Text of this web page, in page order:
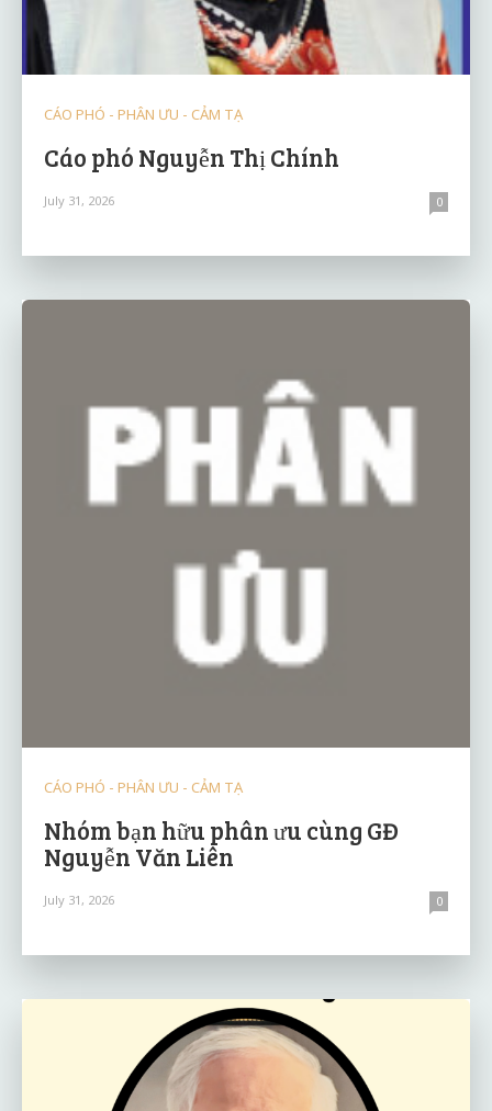
CÁO PHÓ - PHÂN ƯU - CẢM TẠ
Cáo phó Nguyễn Thị Chính
July 31, 2026 0
CÁO PHÓ - PHÂN ƯU - CẢM TẠ
Nhóm bạn hữu phân ưu cùng GĐ
Nguyễn Văn Liên
July 31, 2026 0